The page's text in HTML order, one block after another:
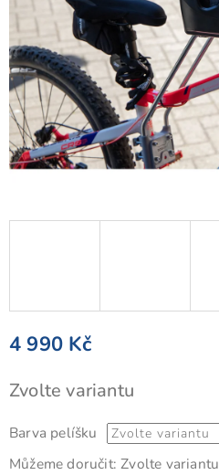
4 990 Kč
cena:
Zvolte variantu
Barva pelíšku
Můžeme doručit: Zvolte variantu